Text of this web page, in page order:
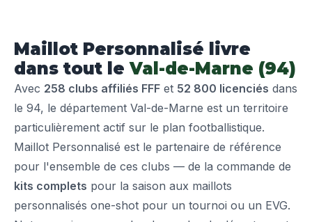
Maillot Personnalisé livre
dans tout leVal-de-Marne (94)
Avec 258 clubs affiliés FFF et 52 800 licenciés dans
le 94, le département Val-de-Marne est un territoire
particulièrement actif sur le plan footballistique.
Maillot Personnalisé est le partenaire de référence
pour l'ensemble de ces clubs — de la commande de
kits complets pour la saison aux maillots
personnalisés one-shot pour un tournoi ou un EVG.